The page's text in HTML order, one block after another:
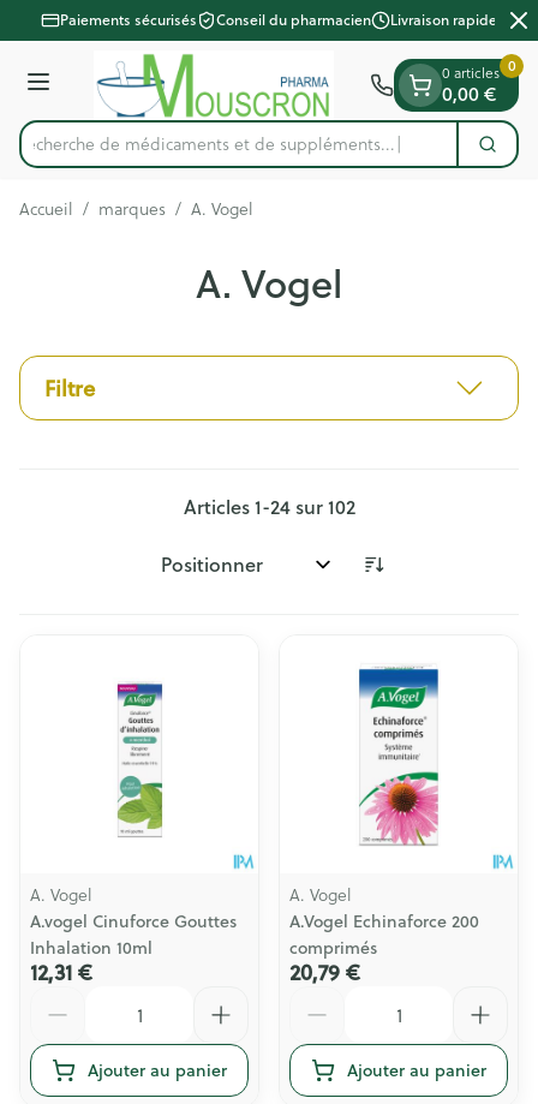
Aller au contenu
2 de 2
Paiements sécurisés Conseil du pharmacien Livraison rapide
Menu
Rechercher
Recherche de médicaments et de suppléments...
0 articles
0,00 €
0
Accueil / marques / A. Vogel
A. Vogel
Filtre
Articles1-24sur102
Trier par:
A. Vogel
A.vogel Cinuforce Gouttes
Inhalation 10ml
12,31 €
Ajouter au panier
A. Vogel
A.Vogel Echinaforce 200
comprimés
20,79 €
Ajouter au panier